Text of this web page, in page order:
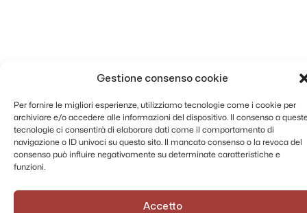
Gestione consenso cookie
Per fornire le migliori esperienze, utilizziamo tecnologie come i cookie per
archiviare e/o accedere alle informazioni del dispositivo. Il consenso a
tecnologie ci consentirà di elaborare dati come il comportamento di
navigazione o ID univoci su questo sito. Il mancato consenso o la revoca del
consenso può influire negativamente su determinate caratteristiche e
funzioni.
Accetto